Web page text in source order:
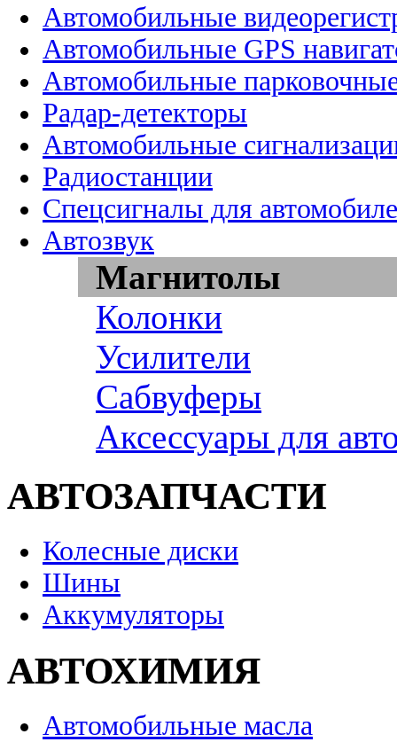
Автомобильные
Автомобильные GPS
Автомобильные
Радар-детекторы
Автомобильные
Радиостанции
Спецсигналы для
Автозвук
Магнитолы
Колонки
Усилители
Сабвуферы
Аксессуары для
АВТОЗАПЧАСТИ
Колесные диски
Шины
Аккумуляторы
АВТОХИМИЯ
Автомобильные масла